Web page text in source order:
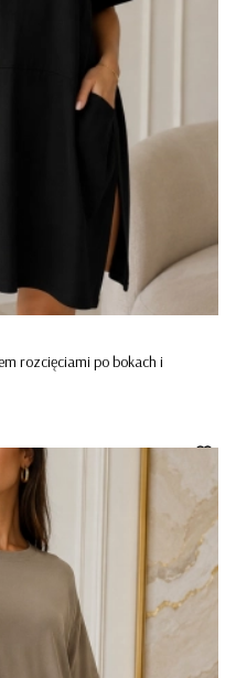
rozcięciami po bokach i